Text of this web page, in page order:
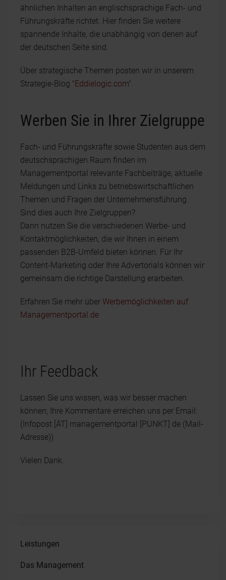
ähnlichen Inhalten an englischsprachige Fach- und
Führungskräfte richtet. Hier finden Sie weitere
spannende Inhalte, die unabhängig von denen auf
der deutschen Seite sind.
Über strategische Themen posten wir in unserem
Strategie-Blog "Eddielogic.com".
Werben Sie in Ihrer Zielgruppe
Fach- und Führungskräfte sowie Studenten aus dem
deutschsprachigen Raum finden im
Managementportal relevante Fachbeiträge, aktuelle
Meldungen und Links zu betriebswirtschaftlichen
Themen und Fragen der Unternehmensführung.
Sind dies auch Ihre Zielgruppen?
Dann nutzen Sie die verschiedenen Werbe- und
Kontaktmöglichkeiten, die wir Ihnen in einem
passenden B2B-Umfeld bieten können. Für Ihr
Content-Marketing oder Ihre Advertorials können wir
gemeinsam die richtige Darstellung erarbeiten.
Erfahren Sie mehr über Werbemöglichkeiten auf
Managementportal.de
Ihr Feedback
Lassen Sie uns wissen, was wir besser machen
können; Ihre Kommentare erreichen uns per Email:
(Infopost [ÄT] managementportal [PUNKT] de (Mail-
Adresse))
Vielen Dank.
Leistungen
Das Management